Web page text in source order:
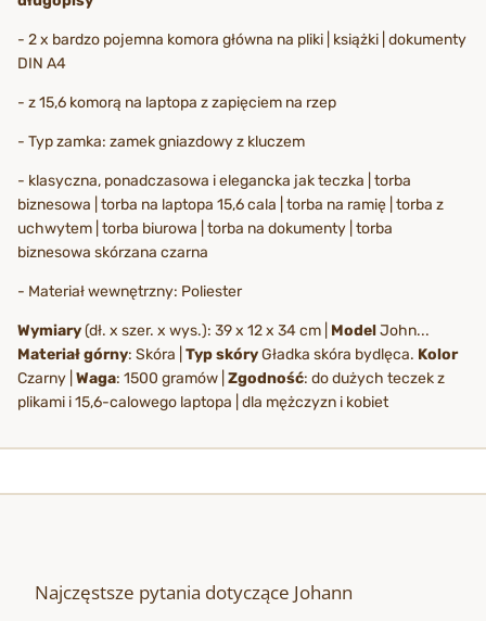
- 2 x bardzo pojemna komora główna na pliki | książki | dokumenty
DIN A4
- z 15,6 komorą na laptopa z zapięciem na rzep
- Typ zamka: zamek gniazdowy z kluczem
- klasyczna, ponadczasowa i elegancka jak teczka | torba
biznesowa | torba na laptopa 15,6 cala | torba na ramię | torba z
uchwytem | torba biurowa | torba na dokumenty | torba
biznesowa skórzana czarna
- Materiał wewnętrzny: Poliester
Wymiary(dł. x szer. x wys.): 39 x 12 x 34 cm | ModelJohn...
Materiał górny: Skóra | Typ skóryGładka skóra bydlęca. Kolor
Czarny | Waga: 1500 gramów | Zgodność: do dużych teczek z
plikami i 15,6-calowego laptopa | dla mężczyzn i kobiet
Najczęstsze pytania dotyczące Johann